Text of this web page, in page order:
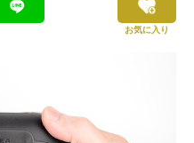
お気に入り